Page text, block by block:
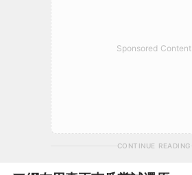
Sponsored Content
CONTINUE READING